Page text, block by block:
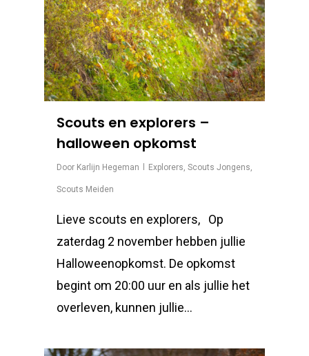
Scouts en explorers –
halloween opkomst
Door Karlijn Hegeman Explorers, Scouts Jongens,
Scouts Meiden
Lieve scouts en explorers, Op
zaterdag 2 november hebben jullie
Halloweenopkomst. De opkomst
begint om 20:00 uur en als jullie het
overleven, kunnen jullie…